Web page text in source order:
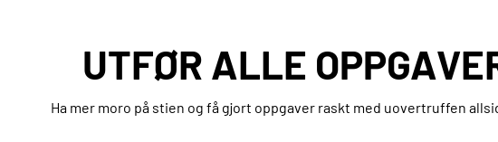
UTFØR ALLE
Ha mer moro på stien og få gjort oppgaver raskt med uovertruffen